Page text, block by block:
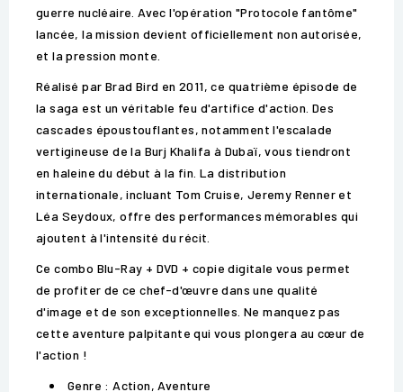
guerre nucléaire. Avec l'opération "Protocole fantôme"
lancée, la mission devient officiellement non autorisée,
et la pression monte.
Réalisé par Brad Bird en 2011, ce quatrième épisode de
la saga est un véritable feu d'artifice d'action. Des
cascades époustouflantes, notamment l'escalade
vertigineuse de la Burj Khalifa à Dubaï, vous tiendront
en haleine du début à la fin. La distribution
internationale, incluant Tom Cruise, Jeremy Renner et
Léa Seydoux, offre des performances mémorables qui
ajoutent à l'intensité du récit.
Ce combo Blu-Ray + DVD + copie digitale vous permet
de profiter de ce chef-d'œuvre dans une qualité
d'image et de son exceptionnelles. Ne manquez pas
cette aventure palpitante qui vous plongera au cœur de
l'action !
Genre : Action, Aventure